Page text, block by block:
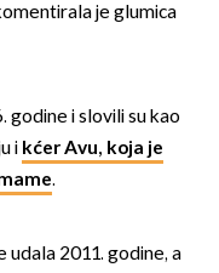
je glumica
godine i slovili su kao
i kćer Avu, koja je
.
udala 2011. godine, a